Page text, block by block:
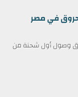
في مصر
وصول أول شحنة من